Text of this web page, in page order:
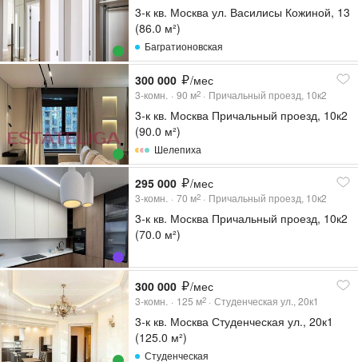
3-к кв. Москва ул. Василисы Кожиной, 13
(86.0 м²)
Багратионовская
300 000 /мес
3-комн. 90 м2 Причальный проезд, 10к2
3-к кв. Москва Причальный проезд, 10к2
(90.0 м²)
Шелепиха
295 000 /мес
3-комн. 70 м2 Причальный проезд, 10к2
3-к кв. Москва Причальный проезд, 10к2
(70.0 м²)
300 000 /мес
3-комн. 125 м2 Студенческая ул., 20к1
3-к кв. Москва Студенческая ул., 20к1
(125.0 м²)
Студенческая